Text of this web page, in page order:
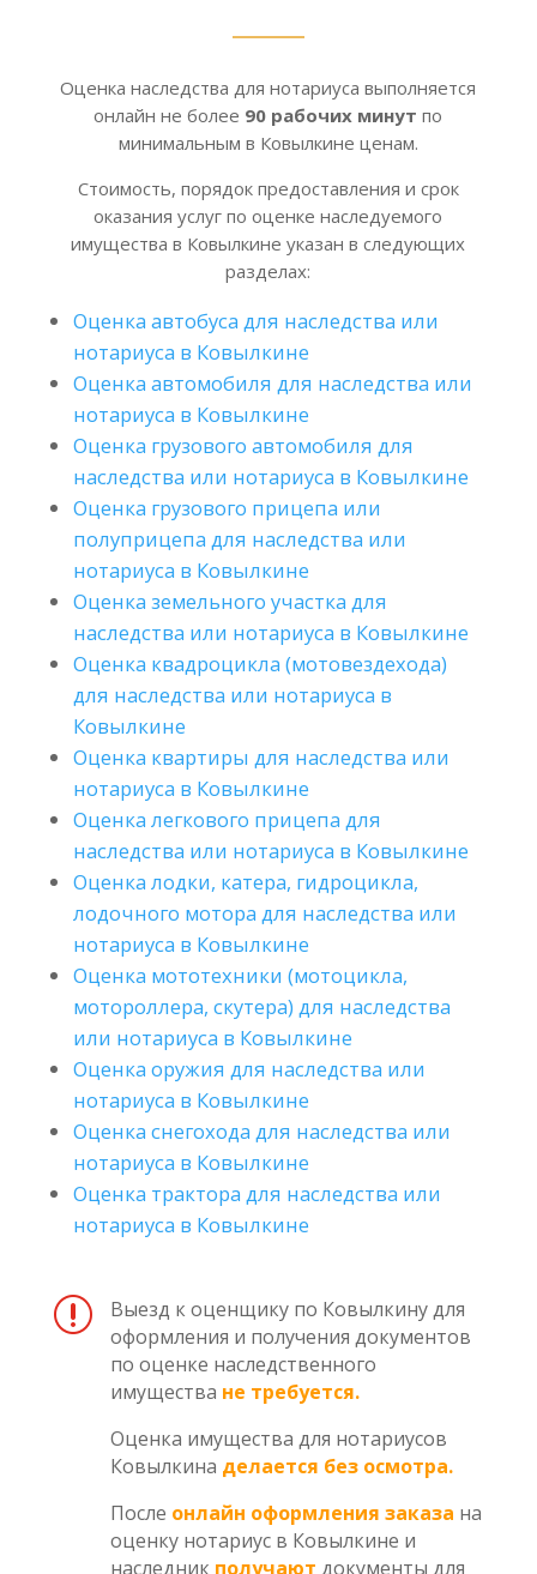
Оценка наследства для нотариуса выполняется
онлайн не более 90 рабочих минут по
минимальным в Ковылкине ценам.
Стоимость, порядок предоставления и срок
оказания услуг по оценке наследуемого
имущества в Ковылкине указан в следующих
разделах:
Оценка автобуса для наследства или
нотариуса в Ковылкине
Оценка автомобиля для наследства или
нотариуса в Ковылкине
Оценка грузового автомобиля для
наследства или нотариуса в Ковылкине
Оценка грузового прицепа или
полуприцепа для наследства или
нотариуса в Ковылкине
Оценка земельного участка для
наследства или нотариуса в Ковылкине
Оценка квадроцикла (мотовездехода)
для наследства или нотариуса в
Ковылкине
Оценка квартиры для наследства или
нотариуса в Ковылкине
Оценка легкового прицепа для
наследства или нотариуса в Ковылкине
Оценка лодки, катера, гидроцикла,
лодочного мотора для наследства или
нотариуса в Ковылкине
Оценка мототехники (мотоцикла,
мотороллера, скутера) для наследства
или нотариуса в Ковылкине
Оценка оружия для наследства или
нотариуса в Ковылкине
Оценка снегохода для наследства или
нотариуса в Ковылкине
Оценка трактора для наследства или
нотариуса в Ковылкине
r
Выезд к оценщику по Ковылкину для
оформления и получения документов
по оценке наследственного
имущества не требуется.
Оценка имущества для нотариусов
Ковылкина делается без осмотра.
После онлайн оформления заказа на
оценку нотариус в Ковылкине и
наследник получают документы для